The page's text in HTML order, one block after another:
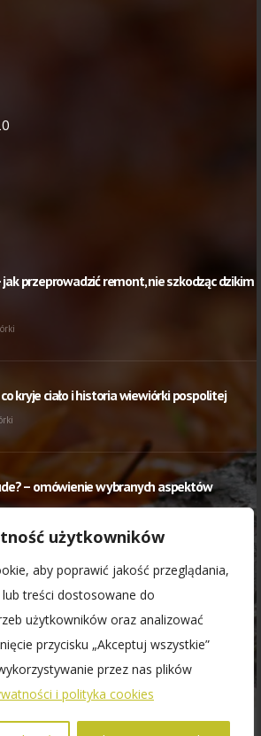
użytkowników
aby poprawić jakość przeglądania,
treści dostosowane do
użytkowników oraz analizować
przycisku „Akceptuj wszystkie”
przez nas plików
i polityka cookies
przeprowadzić remont, nie szkodząc dzikim
kryje ciało i historia wiewiórki pospolitej
– omówienie wybranych aspektów
i polityka cookies